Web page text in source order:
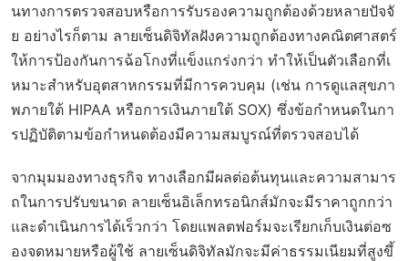
นทางการตรวจสอบหรือการรับรองความถูกต้องด้วยหลายปัจจั
ย อย่างไรก็ตาม ลายเซ็นดิจิทัลฝังความถูกต้องทางคณิตศาสตร์
ให้การป้องกันการฉ้อโกงที่แข็งแกร่งกว่า ทำให้เป็นตัวเลือกที่เ
หมาะสำหรับอุตสาหกรรมที่มีการควบคุม (เช่น การดูแลสุขภา
พภายใต้ HIPAA หรือการเงินภายใต้ SOX) ซึ่งข้อกำหนดในกา
รปฏิบัติตามข้อกำหนดต้องมีความสมบูรณ์ที่ตรวจสอบได้
จากมุมมองทางธุรกิจ ทางเลือกมีผลต่อต้นทุนและความสามาร
ถในการปรับขนาด ลายเซ็นอิเล็กทรอนิกส์มักจะมีราคาถูกกว่า
และดำเนินการได้เร็วกว่า โดยแพลตฟอร์มจะเรียกเก็บเงินต่อซ
องจดหมายหรือผู้ใช้ ลายเซ็นดิจิทัลมักจะมีค่าธรรมเนียมที่สูงขึ้